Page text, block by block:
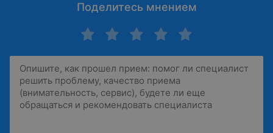
Поделитесь мнением